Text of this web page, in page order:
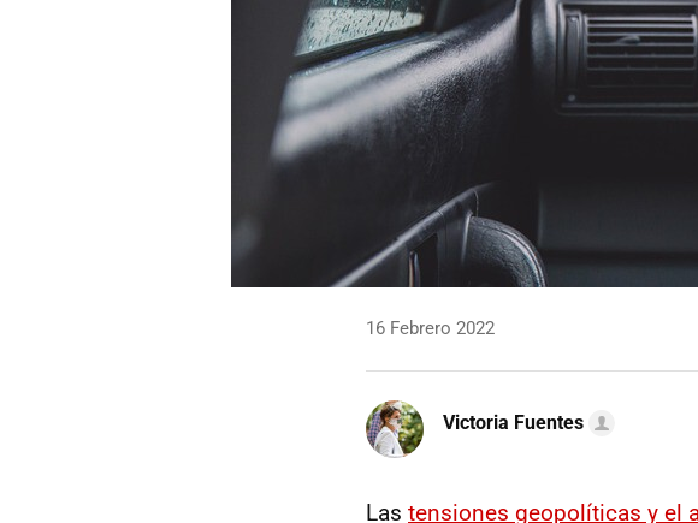
16 Febrero 2022
Victoria Fuentes
Las tensiones geopolíticas y el